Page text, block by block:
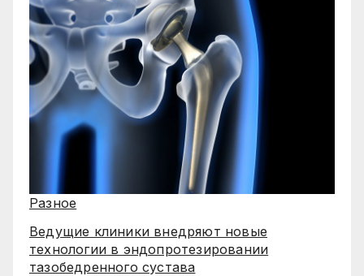
Разное
Ведущие клиники внедряют новые
технологии в эндопротезировании
тазобедренного сустава